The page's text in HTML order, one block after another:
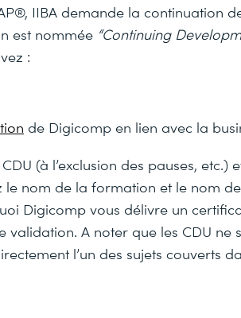
IIBA demande la continuation
est nommée “Continuing
:
de Digicomp en lien avec la
(à l’exclusion des pauses, etc.)
nom de la formation et le nom
Digicomp vous délivre un
A noter que les CDU ne
l’un des sujets couverts